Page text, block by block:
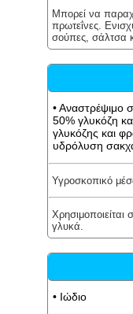
Μπορεί να
πρωτεΐνες.
σούπες, σάλτσα
• Αναστρέψιμο
50% γλυκόζη
γλυκόζης και
υδρόλυση
Υγροσκοπικό
Χρησιμοποιείται
γλυκά.
• Ιώδιο